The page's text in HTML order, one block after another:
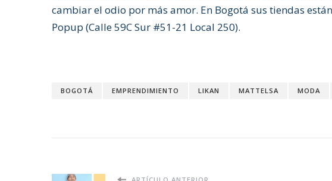
cambiar el odio por más amor. En Bogotá sus tiendas
Popup (Calle 59C Sur #51-21 Local 250).
BOGOTÁ EMPRENDIMIENTO LIKAN MATTELSA MODA